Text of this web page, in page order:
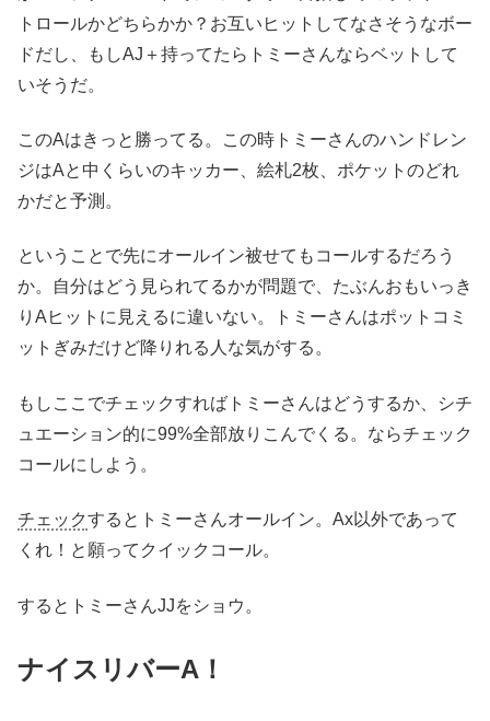
トロールかどちらかか？お互いヒットしてなさそうなボー
ドだし、もしAJ＋持ってたらトミーさんならベットして
いそうだ。
このAはきっと勝ってる。この時トミーさんのハンドレン
ジはAと中くらいのキッカー、絵札2枚、ポケットのどれ
かだと予測。
ということで先にオールイン被せてもコールするだろう
か。自分はどう見られてるかが問題で、たぶんおもいっき
りAヒットに見えるに違いない。トミーさんはポットコミ
ットぎみだけど降りれる人な気がする。
もしここでチェックすればトミーさんはどうするか、シチ
ュエーション的に99%全部放りこんでくる。ならチェック
コールにしよう。
チェックするとトミーさんオールイン。Ax以外であって
くれ！と願ってクイックコール。
するとトミーさんJJをショウ。
ナイスリバーA！